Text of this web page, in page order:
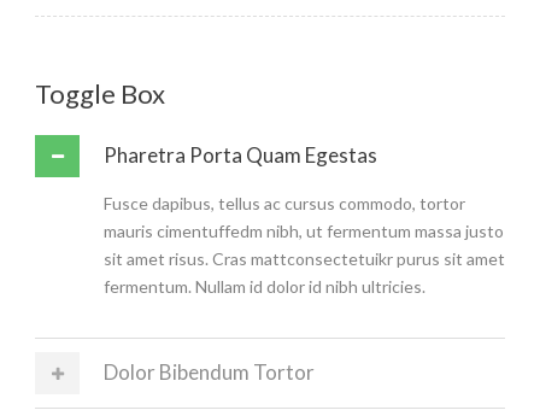
Toggle Box
Pharetra Porta Quam Egestas
Fusce dapibus, tellus ac cursus commodo, tortor
mauris cimentuffedm nibh, ut fermentum massa justo
sit amet risus. Cras mattconsectetuikr purus sit amet
fermentum. Nullam id dolor id nibh ultricies.
Dolor Bibendum Tortor